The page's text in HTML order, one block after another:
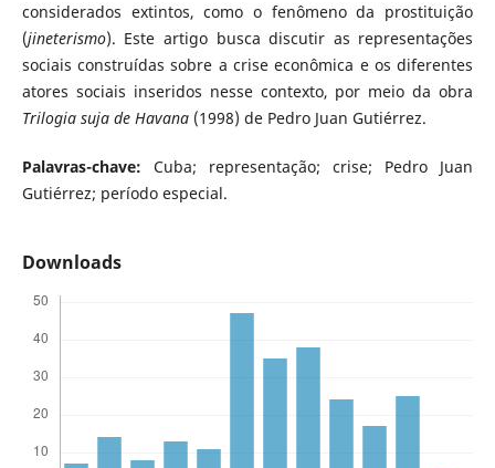
considerados extintos, como o fenômeno da prostituição
(jineterismo). Este artigo busca discutir as representações
sociais construídas sobre a crise econômica e os diferentes
atores sociais inseridos nesse contexto, por meio da obra
Trilogia suja de Havana(1998) de Pedro Juan Gutiérrez.
Palavras-chave: Cuba; representação; crise; Pedro Juan
Gutiérrez; período especial.
Downloads